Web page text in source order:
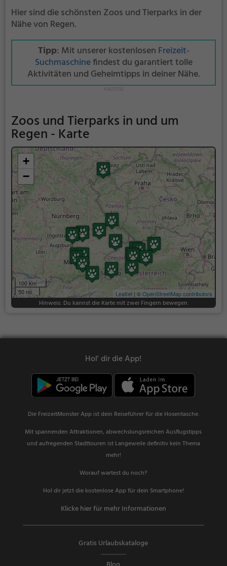
Hier sind die schönsten Zoos und Tierparks in der
Nähe von Regen.
Tipp: Mit unserer kostenlosen Freizeit-
Suchmaschinefindest du garantiert tolle
Aktivitäten und Geheimtipps in deiner Nähe.
Zoos und Tierparks in und um
Regen - Karte
+
−
100 km
50 mi
Leaflet | ©OpenStreetMap contributors
Hinweis: Du kannst die Karte mit zwei Fingern bewegen.
Hol' dir die App!
Die FreizeitMonster App ist dein Reiseführer für die Hosentasche.
Mit spannenden Attraktionen, abwechslungsreichen Ausflugstipps
und aufregenden Stadttouren ist Langeweile definitiv kein Thema
mehr!
Worauf wartest du noch?
Hol dir jetzt die kostenlose App für dein Smartphone!
Klicke hier für mehr Informationen
Gratis Urlaubskataloge